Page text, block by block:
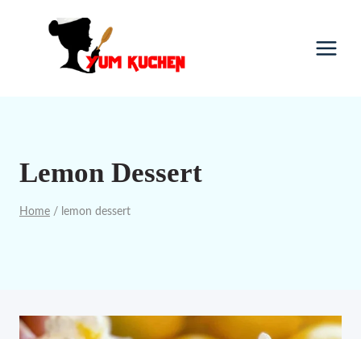
Lemon Dessert
Home / lemon dessert